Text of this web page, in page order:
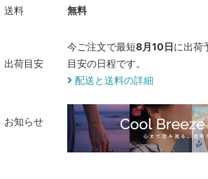
送料 無料
出荷目安
今ご注文で最短8月10日に出荷
目安の日程です。
配送と送料の詳細
お知らせ